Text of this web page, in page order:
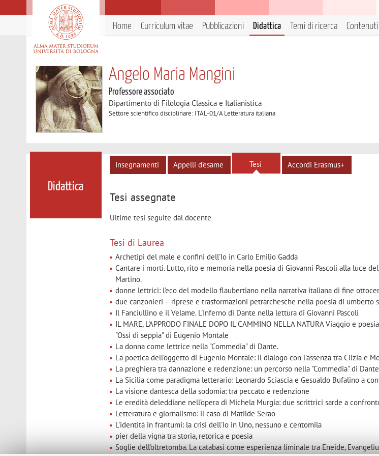
Home Curriculum vitae Pubblicazioni Didattica Temi di ricerca
Angelo Maria Mangini
Professore associato
Dipartimento di Filologia Classica e Italianistica
Settore scientifico disciplinare: ITAL-01/A Letteratura italiana
Didattica
Insegnamenti Appelli d'esame Tesi Accordi Erasmus+
Tesi assegnate
Ultime tesi seguite dal docente
Tesi di Laurea
Archetipi del male e confini dell'Io in Carlo Emilio Gadda
Cantare i morti. Lutto, rito e memoria nella poesia di Giovanni Pascoli alla luce
Martino.
donne lettrici: l’eco del modello flaubertiano nella narrativa italiana di fine
due canzonieri – riprese e trasformazioni petrarchesche nella poesia di umberto
Il Fanciullino e il Velame. L'Inferno di Dante nella lettura di Giovanni Pascoli
IL MARE, L'APPRODO FINALE DOPO IL CAMMINO NELLA NATURA Viaggio e
"Ossi di seppia" di Eugenio Montale
La donna come lettrice nella "Commedia" di Dante.
La poetica dell'oggetto di Eugenio Montale: il dialogo con l'assenza tra Clizia e
La preghiera tra dannazione e redenzione: un percorso nella "Commedia" di
La Sicilia come paradigma letterario: Leonardo Sciascia e Gesualdo Bufalino a
La visione dantesca della sodomia: tra peccato e redenzione
Le eredità deleddiane nell’opera di Michela Murgia: due scrittrici sarde a
Letteratura e giornalismo: il caso di Matilde Serao
L'identità in frantumi: la crisi dell'Io in Uno, nessuno e centomila
pier della vigna tra storia, retorica e poesia
Soglie dell'oltretomba. La catabasi come esperienza liminale tra Eneide,